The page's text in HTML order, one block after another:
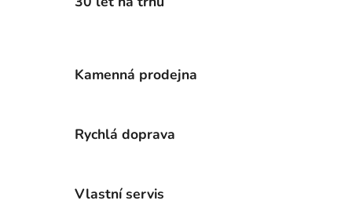
Kamenná prodejna
Rychlá doprava
Vlastní servis